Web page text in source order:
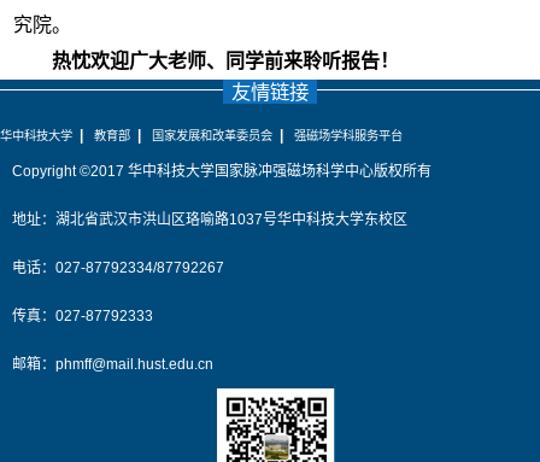
究院。
热忱欢迎广大老师、同学前来聆听报告！
友情链接
华中科技大学 教育部 国家发展和改革委员会 强磁场学科服务平台
Copyright ©2017 华中科技大学国家脉冲强磁场科学中心版权所有
地址：湖北省武汉市洪山区珞喻路1037号华中科技大学东校区
电话：027-87792334/87792267
传真：027-87792333
邮箱： phmff@mail.hust.edu.cn